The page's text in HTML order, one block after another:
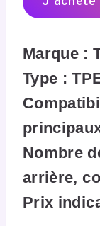
Marque :
Type :
Nombre
arrière,
Prix